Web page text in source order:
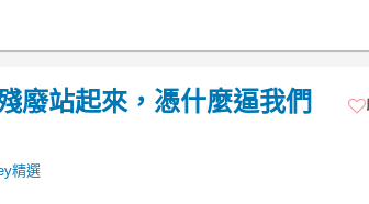
廢站起來，憑什麼逼我們
精選